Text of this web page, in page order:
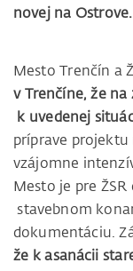
novej na
Mesto Trenčín a
v Trenčíne, že
k uvedenej
príprave
vzájomne
Mesto je pre
stavebnom
dokumentáciu.
že k asanácii